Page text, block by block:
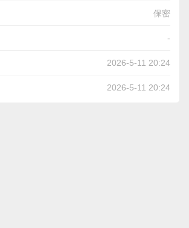
保密
-
2026-5-11 20:24
2026-5-11 20:24